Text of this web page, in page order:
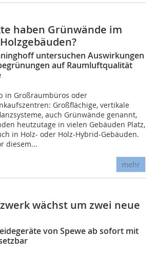
haben Grünwände im
untersuchen Auswirkungen
auf Raumluftqualität
in Großraumbüros oder
Großflächige, vertikale
auch Grünwände genannt,
heutzutage in vielen Gebäuden Platz,
in Holz- oder Holz-Hybrid-Gebäuden.
diesem...
mehr
wächst um zwei neue
von Spewe ab sofort mit